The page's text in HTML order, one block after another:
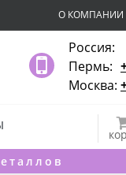
О КОМПАНИИ
Россия:
Пермь:
Москва: